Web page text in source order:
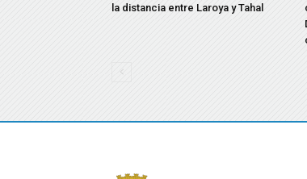
la distancia entre Laroya y Tahal